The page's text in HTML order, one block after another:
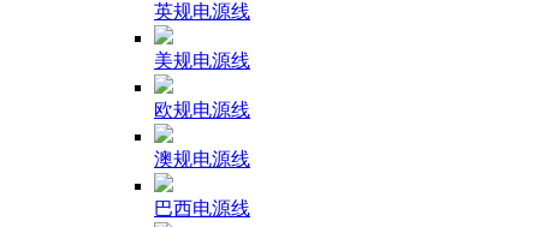
英规电源线
美规电源线
欧规电源线
澳规电源线
巴西电源线